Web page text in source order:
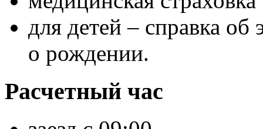
для детей – справка об
о рождении.
Расчетный час